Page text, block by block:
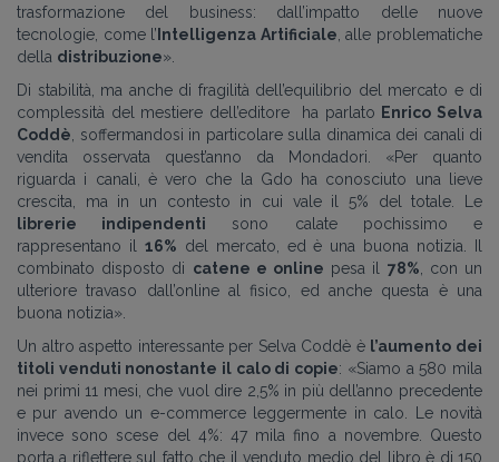
trasformazione del business: dall’impatto delle nuove
tecnologie, come l’ Intelligenza Artificiale , alle problematiche
della distribuzione».
Di stabilità, ma anche di fragilità dell’equilibrio del mercato e di
complessità del mestiere dell’editore ha parlato Enrico Selva
Coddè , soffermandosi in particolare sulla dinamica dei canali di
vendita osservata quest’anno da Mondadori. «Per quanto
riguarda i canali, è vero che la Gdo ha conosciuto una lieve
crescita, ma in un contesto in cui vale il 5% del totale. Le
librerie indipendenti sono calate pochissimo e
rappresentano il 16% del mercato, ed è una buona notizia. Il
combinato disposto di catene e online pesa il 78% , con un
ulteriore travaso dall’online al fisico, ed anche questa è una
buona notizia».
Un altro aspetto interessante per Selva Coddè è l’aumento dei
titoli venduti nonostante il calo di copie: «Siamo a 580 mila
nei primi 11 mesi, che vuol dire 2,5% in più dell’anno precedente
e pur avendo un e-commerce leggermente in calo. Le novità
invece sono scese del 4%: 47 mila fino a novembre. Questo
porta a riflettere sul fatto che il venduto medio del libro è di 150